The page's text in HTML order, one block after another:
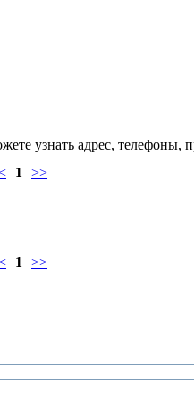
узнать адрес, телефоны,
1 >>
1 >>